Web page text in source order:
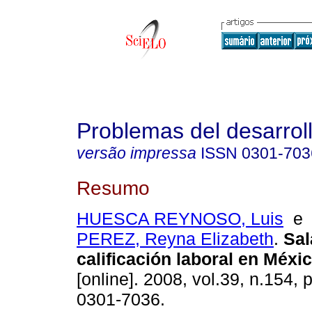
Problemas del
versão impressa ISSN 0301-
Resumo
HUESCA REYNOSO, Luis e
PEREZ, Reyna Elizabeth.
calificación laboral en
[online]. 2008, vol.39, n.154,
0301-7036.